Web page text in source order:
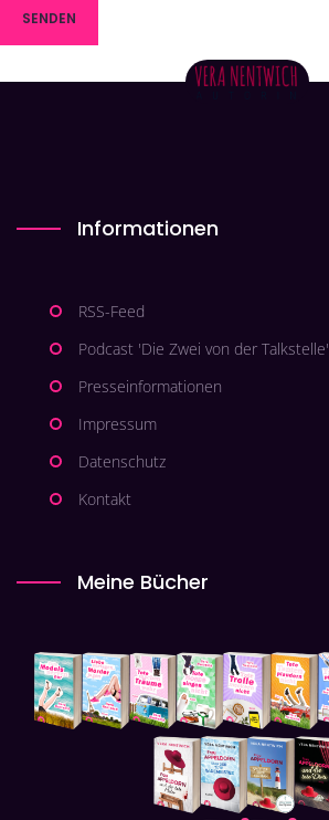
Informationen
RSS-Feed
Podcast 'Die Zwei von der Talkstelle'
Presseinformationen
Impressum
Datenschutz
Kontakt
Meine Bücher